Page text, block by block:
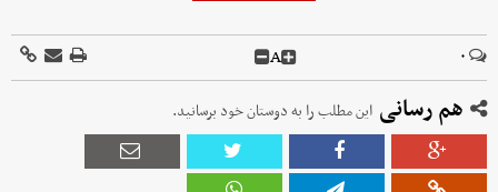
۰ A
هم رسانی این مطلب را به دوستان خود برسانید.